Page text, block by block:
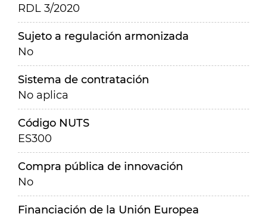
RDL 3/2020
Sujeto a regulación armonizada
No
Sistema de contratación
No aplica
Código NUTS
ES300
Compra pública de innovación
No
Financiación de la Unión Europea